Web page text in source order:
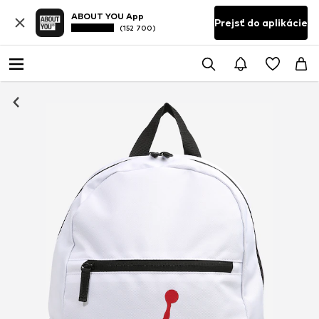
ABOUT YOU App
(152 700) Prejsť do aplikácie